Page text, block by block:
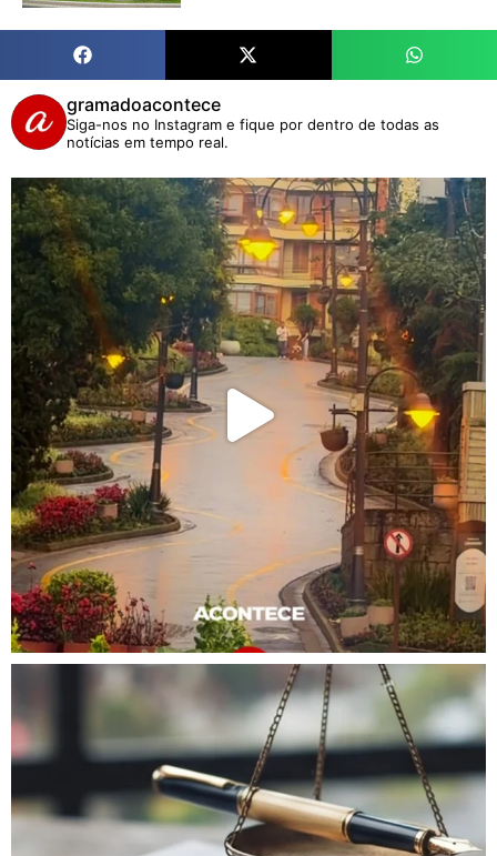
gramadoacontece
Siga-nos no Instagram e fique por dentro de todas as
notícias em tempo real.